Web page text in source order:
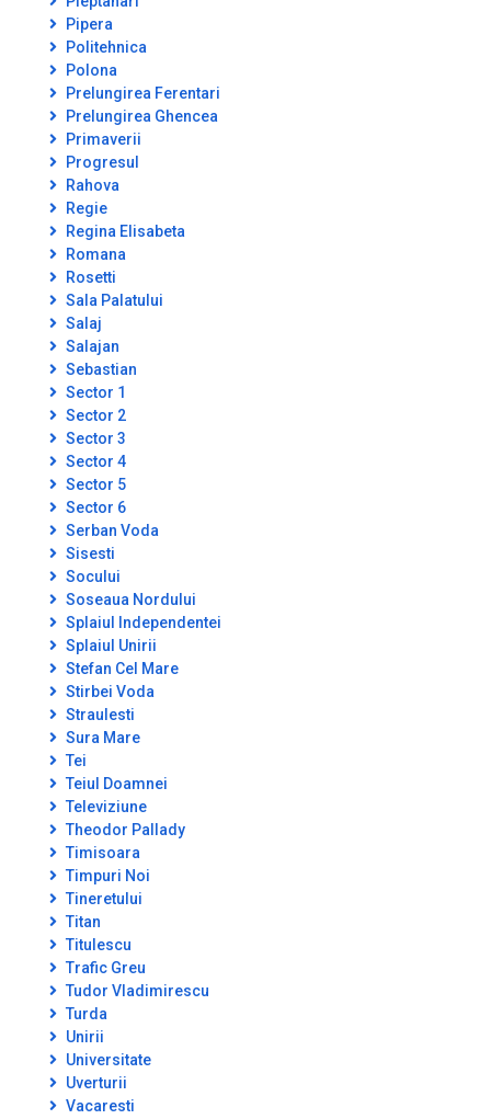
Pipera
Politehnica
Polona
Prelungirea Ferentari
Prelungirea Ghencea
Primaverii
Progresul
Rahova
Regie
Regina Elisabeta
Romana
Rosetti
Sala Palatului
Salaj
Salajan
Sebastian
Sector 1
Sector 2
Sector 3
Sector 4
Sector 5
Sector 6
Serban Voda
Sisesti
Socului
Soseaua Nordului
Splaiul Independentei
Splaiul Unirii
Stefan Cel Mare
Stirbei Voda
Straulesti
Sura Mare
Tei
Teiul Doamnei
Televiziune
Theodor Pallady
Timisoara
Timpuri Noi
Tineretului
Titan
Titulescu
Trafic Greu
Tudor Vladimirescu
Turda
Unirii
Universitate
Uverturii
Vacaresti